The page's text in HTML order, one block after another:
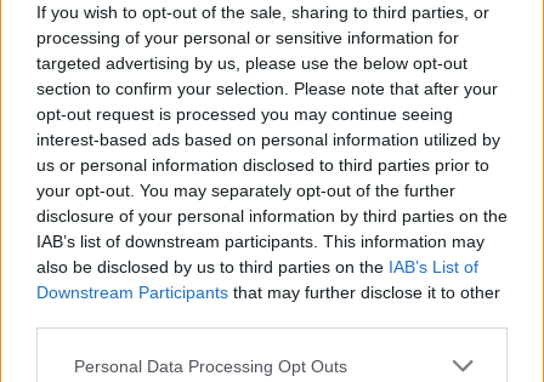
If you wish to opt-out of the sale, sharing to third parties, or
processing of your personal or sensitive information for
targeted advertising by us, please use the below opt-out
section to confirm your selection. Please note that after your
opt-out request is processed you may continue seeing
interest-based ads based on personal information utilized by
us or personal information disclosed to third parties prior to
your opt-out. You may separately opt-out of the further
disclosure of your personal information by third parties on the
IAB’s list of downstream participants. This information may
also be disclosed by us to third parties on the IAB’s List of
Downstream Participants that may further disclose it to other
Personal Data Processing Opt Outs
Ροή ειδήσεων Δημοφιλή
15:16
Κυψέλη: Στη φυλακή ο 26χρονος για τη δολοφονία της
Βρετανίδας
Μόναχο: Ισόβια σε 25χρονο Αφγανό που σκότωσε δύο
άτομα ρίχνοντας το αυτοκίνητό του σε πλήθος
15:09